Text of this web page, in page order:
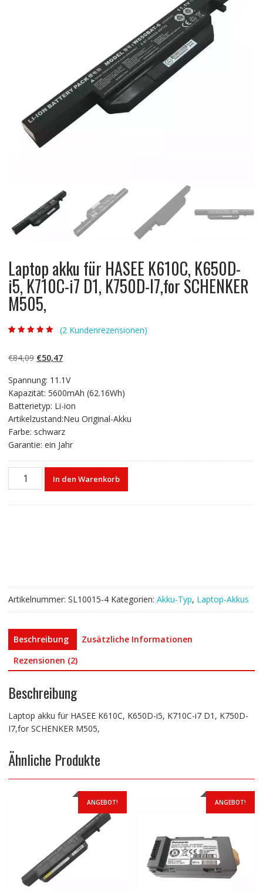
Laptop akku für HASEE K610C, K650D-
i5, K710C-i7 D1, K750D-I7,for SCHENKER
M505,
basierend auf
Kundenbewertun
(2 Kundenrezensionen)
€84,09 Ursprünglicher
war:
€84,09
€50,47Aktueller
ist:
€50,47.
Spannung: 11.1V
Kapazität: 5600mAh (62.16Wh)
Batterietyp: Li-ion
Artikelzustand:Neu Original-Akku
Farbe: schwarz
Garantie: ein Jahr
Laptop
D1,
K750D-
I7,for
SCHENKER
M505,
In den Warenkorb
Artikelnummer: SL10015-4 Kategorien: Akku-Typ, Laptop-Akkus
Beschreibung
Zusätzliche Informationen
Rezensionen (2)
Beschreibung
Laptop akku für HASEE K610C, K650D-i5, K710C-i7 D1, K750D-
I7,for SCHENKER M505,
Ähnliche Produkte
ANGEBOT! ANGEBOT!